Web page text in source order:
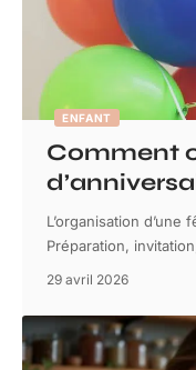
ENFANT
Comment
L’organisation d’une
Préparation,
29 avril 2026